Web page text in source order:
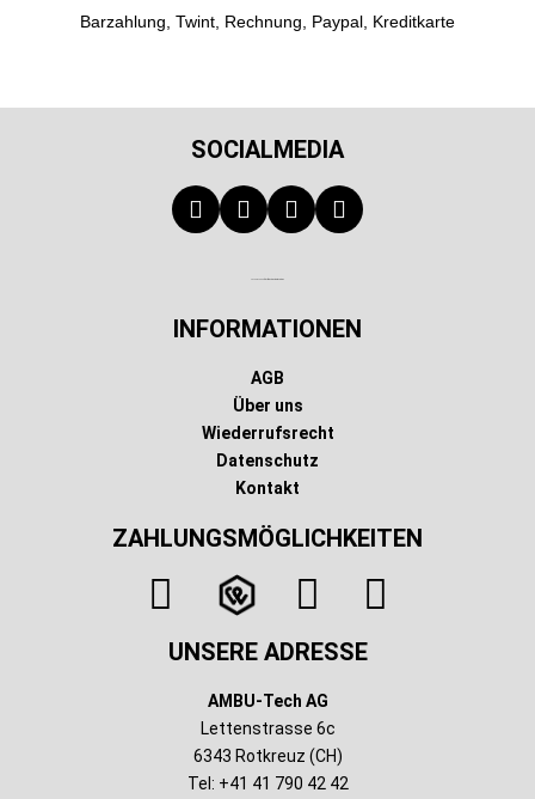
Barzahlung, Twint, Rechnung, Paypal, Kreditkarte
SOCIALMEDIA
INFORMATIONEN
AGB
Über uns
Wiederrufsrecht
Datenschutz
Kontakt
ZAHLUNGSMÖGLICHKEITEN
UNSERE ADRESSE
AMBU-Tech AG
Lettenstrasse 6c
6343 Rotkreuz (CH)
Tel: +41 41 790 42 42